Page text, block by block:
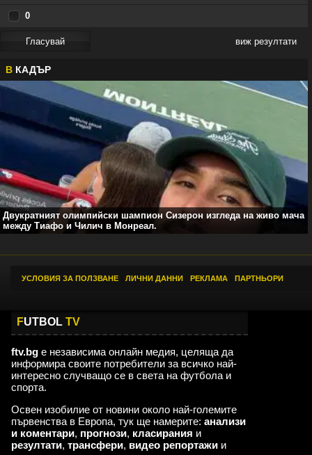
0
виж резултати
В КАДЪР
Двукратният олимпийски шампион Сизерон изгледа на живо мача
между Тиафо и Чилич в Монреал.
УСЛОВИЯ ЗА ПОЛЗВАНЕ ЛИЧНИ ДАННИ РЕКЛАМА ПАРТНЬОРИ
FUTBOL TV
ftv.bg е независима онлайн медия, целяща да
информира своите потребители за всичко най-
интересно случващо се в света на футбола и
спорта.
Освен изобилие от новини около най-големите
първенства в Европа, тук ще намерите: анализи
и коментари, прогнози, класирания и
резултати, трансфери, видео репортажи и